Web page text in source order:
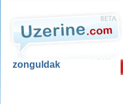
zonguldak